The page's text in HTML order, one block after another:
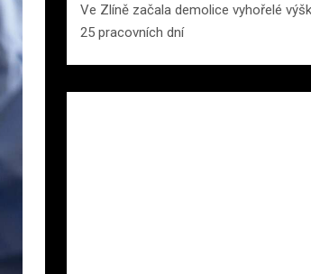
Ve Zlíně začala demolice vyhořelé
25 pracovních dní